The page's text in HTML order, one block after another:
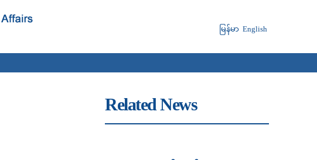
မြန်မာ English
Related News